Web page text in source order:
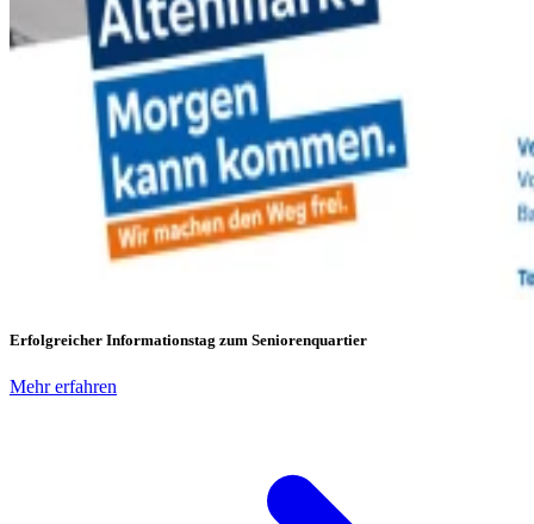
Erfolgreicher Informationstag zum Seniorenquartier
Mehr erfahren